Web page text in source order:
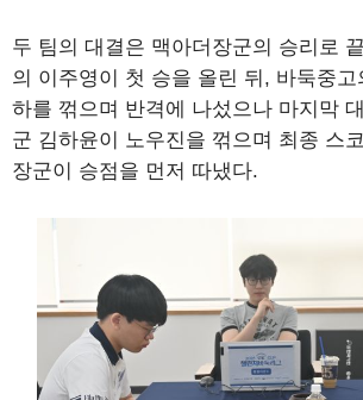
두 팀의 대결은 맥아더장군의 승리로
의 이주영이 첫 승을 올린 뒤, 바둑중
하를 꺾으며 반격에 나섰으나 마지막
군 김하윤이 노우진을 꺾으며 최종 스
장군이 승점을 먼저 따냈다.